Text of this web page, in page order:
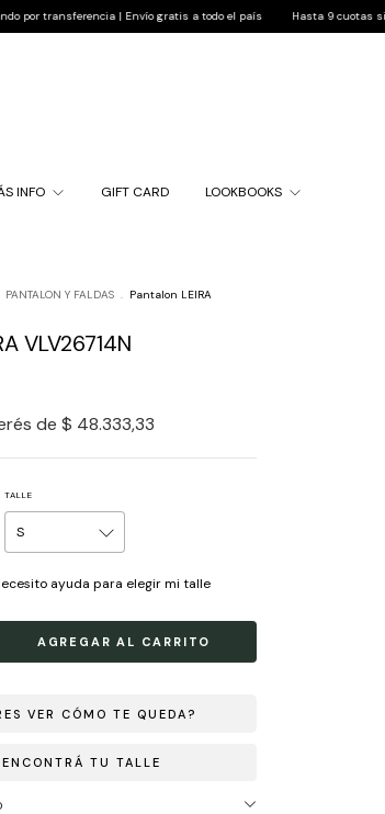
| Envío gratis a todo el país Hasta 9 cuotas sin interés | 10%
INFO GIFT CARD LOOKBOOKS
PANTALON Y FALDAS . Pantalon LEIRA
VLV26714N
de $ 48.333,33
TALLE
ayuda para elegir mi talle
VER CÓMO TE QUEDA?
ENCONTRÁ TU TALLE